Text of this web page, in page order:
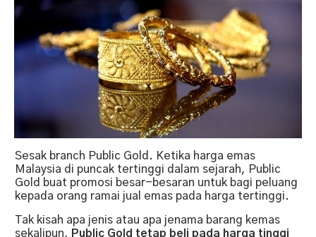
Sesak branch Public Gold. Ketika harga emas
Malaysia di puncak tertinggi dalam sejarah, Public
Gold buat promosi besar-besaran untuk bagi peluang
kepada orang ramai jual emas pada harga tertinggi.
Tak kisah apa jenis atau apa jenama barang kemas
sekalipun, Public Gold tetap beli pada harga tinggi